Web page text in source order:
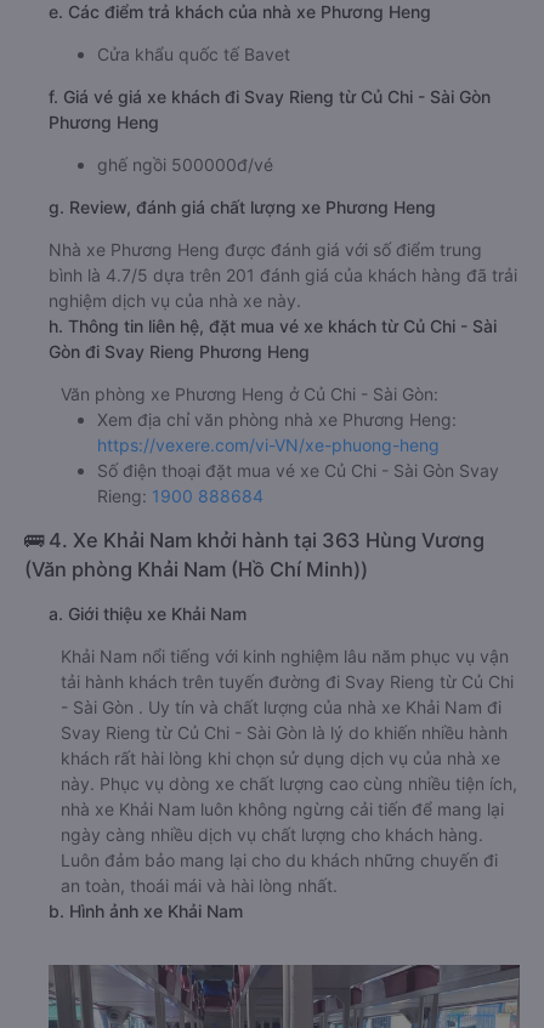
e. Các điểm trả khách của nhà xe Phương Heng
Cửa khẩu quốc tế Bavet
f. Giá vé giá xe khách đi Svay Rieng từ Củ Chi - Sài Gòn
Phương Heng
ghế ngồi 500000đ/vé
g. Review, đánh giá chất lượng xe Phương Heng
Nhà xe Phương Heng được đánh giá với số điểm trung
bình là 4.7/5 dựa trên 201 đánh giá của khách hàng đã trải
nghiệm dịch vụ của nhà xe này.
h. Thông tin liên hệ, đặt mua vé xe khách từ Củ Chi - Sài
Gòn đi Svay Rieng Phương Heng
Văn phòng xe Phương Heng ở Củ Chi - Sài Gòn:
Xem địa chỉ văn phòng nhà xe Phương Heng:
https://vexere.com/vi-VN/xe-phuong-heng
Số điện thoại đặt mua vé xe Củ Chi - Sài Gòn Svay
Rieng: 1900 888684
🚌 4. Xe Khải Nam khởi hành tại 363 Hùng Vương
(Văn phòng Khải Nam (Hồ Chí Minh))
a. Giới thiệu xe Khải Nam
Khải Nam nổi tiếng với kinh nghiệm lâu năm phục vụ vận
tải hành khách trên tuyến đường đi Svay Rieng từ Củ Chi
- Sài Gòn . Uy tín và chất lượng của nhà xe Khải Nam đi
Svay Rieng từ Củ Chi - Sài Gòn là lý do khiến nhiều hành
khách rất hài lòng khi chọn sử dụng dịch vụ của nhà xe
này. Phục vụ dòng xe chất lượng cao cùng nhiều tiện ích,
nhà xe Khải Nam luôn không ngừng cải tiến để mang lại
ngày càng nhiều dịch vụ chất lượng cho khách hàng.
Luôn đảm bảo mang lại cho du khách những chuyến đi
an toàn, thoái mái và hài lòng nhất.
b. Hình ảnh xe Khải Nam